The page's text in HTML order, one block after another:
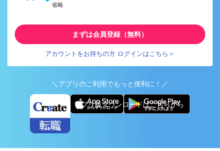
省略
まずは会員登録（無料）
アカウントをお持ちの方 ログインはこちら＞
＼アプリのご利用でもっと便利に！／
アプリ版ダウンロードはこちらから